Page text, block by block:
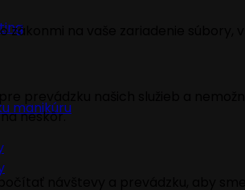
manikúru
zákonmi na vaše zariadenie
prevádzku našich služieb a
neskôr.
počítať návštevy a prevádzku, aby